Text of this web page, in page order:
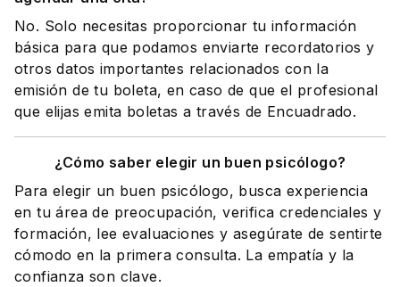
No. Solo necesitas proporcionar tu información
básica para que podamos enviarte recordatorios y
otros datos importantes relacionados con la
emisión de tu boleta, en caso de que el profesional
que elijas emita boletas a través de Encuadrado.
¿Cómo saber elegir un buen psicólogo?
Para elegir un buen psicólogo, busca experiencia
en tu área de preocupación, verifica credenciales y
formación, lee evaluaciones y asegúrate de sentirte
cómodo en la primera consulta. La empatía y la
confianza son clave.